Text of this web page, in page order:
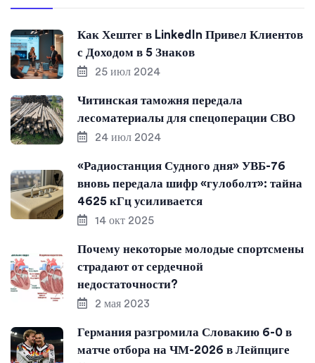
Как Хештег в LinkedIn Привел Клиентов
с Доходом в 5 Знаков
25 июл 2024
Читинская таможня передала
лесоматериалы для спецоперации СВО
24 июл 2024
«Радиостанция Судного дня» УВБ-76
вновь передала шифр «гулоболт»: тайна
4625 кГц усиливается
14 окт 2025
Почему некоторые молодые спортсмены
страдают от сердечной
недостаточности?
2 мая 2023
Германия разгромила Словакию 6-0 в
матче отбора на ЧМ-2026 в Лейпциге